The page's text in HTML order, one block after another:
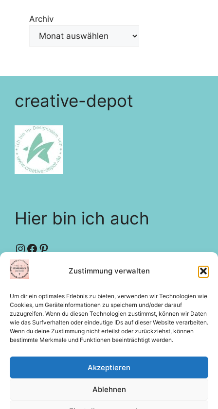
Zustimmung verwalten
Um dir ein optimales Erlebnis zu bieten, verwenden wir Technologien wie
Cookies, um Geräteinformationen zu speichern und/oder darauf
zuzugreifen. Wenn du diesen Technologien zustimmst, können wir Daten
wie das Surfverhalten oder eindeutige IDs auf dieser Website verarbeiten.
Wenn du deine Zustimmung nicht erteilst oder zurückziehst, können
bestimmte Merkmale und Funktionen beeinträchtigt werden.
Akzeptieren
Ablehnen
Archiv
creative-depot
Hier bin ich auch
Instagram
Facebook
Pinterest
Designteam creative-depot
Rechtliches
Impressum
Datenschutz